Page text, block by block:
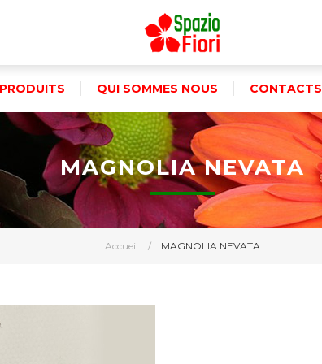
QUI SOMMES NOUS CONTACTS
Accueil / MAGNOLIA NEVATA
MAGNOLIA NEVATA